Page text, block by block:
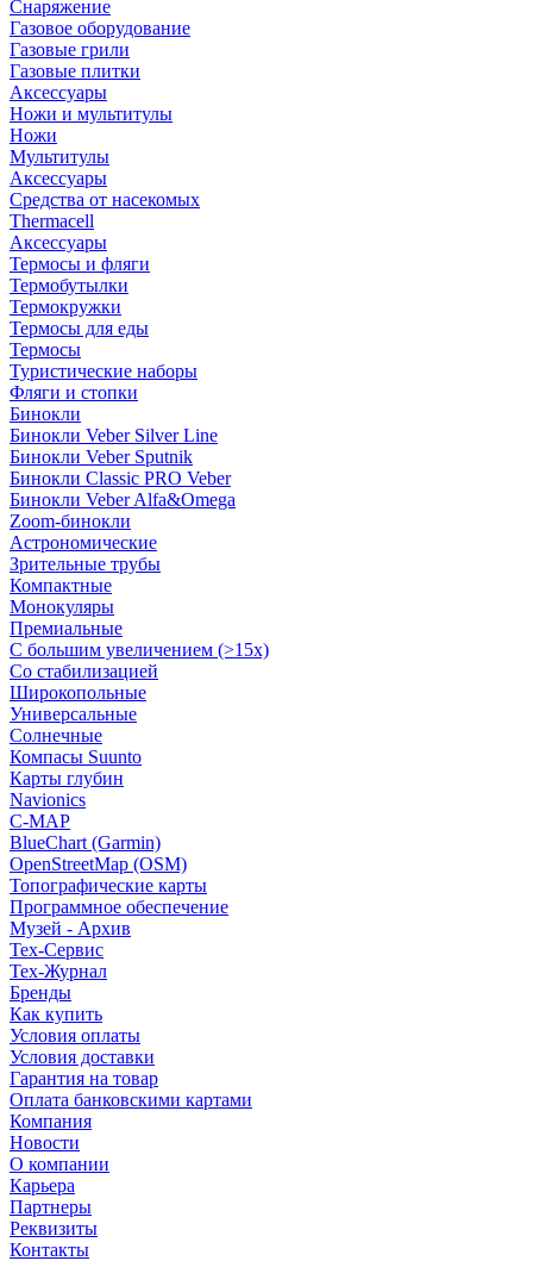
Снаряжение
Газовое оборудование
Газовые грили
Газовые плитки
Аксессуары
Ножи и мультитулы
Ножи
Мультитулы
Аксессуары
Средства от насекомых
Thermacell
Аксессуары
Термосы и фляги
Термобутылки
Термокружки
Термосы для еды
Термосы
Туристические наборы
Фляги и стопки
Бинокли
Бинокли Veber Silver Line
Бинокли Veber Sputnik
Бинокли Classic PRO Veber
Бинокли Veber Alfa&Omega
Zoom-бинокли
Астрономические
Зрительные трубы
Компактные
Монокуляры
Премиальные
С большим увеличением (>15x)
Со стабилизацией
Широкопольные
Универсальные
Солнечные
Компасы Suunto
Карты глубин
Navionics
C-MAP
BlueChart (Garmin)
OpenStreetMap (OSM)
Топографические карты
Программное обеспечение
Музей - Архив
Tex-Сервис
Тех-Журнал
Бренды
Как купить
Условия оплаты
Условия доставки
Гарантия на товар
Оплата банковскими картами
Компания
Новости
О компании
Карьера
Партнеры
Реквизиты
Контакты